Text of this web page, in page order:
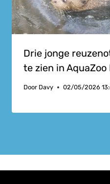
Drie jonge
te zien in
Door Davy 02/05/2026